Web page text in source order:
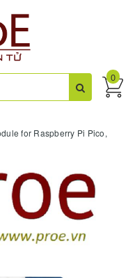
0
for Raspberry Pi Pico,